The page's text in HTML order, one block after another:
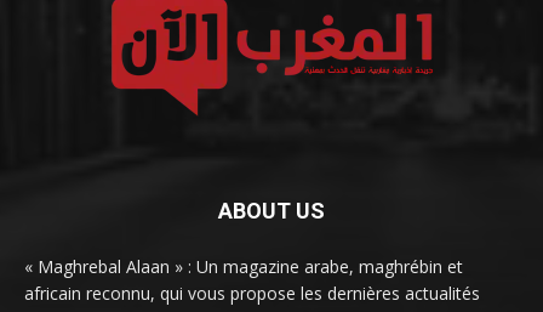
ABOUT US
« Maghrebal Alaan » : Un magazine arabe, maghrébin et
africain reconnu, qui vous propose les dernières actualités